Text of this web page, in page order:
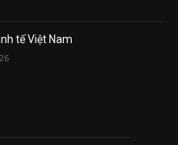
tế Việt Nam